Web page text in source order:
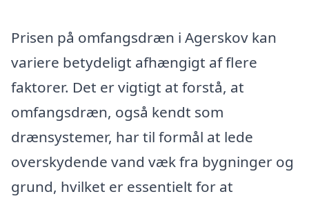
Prisen på omfangsdræn i Agerskov kan
variere betydeligt afhængigt af flere
faktorer. Det er vigtigt at forstå, at
omfangsdræn, også kendt som
drænsystemer, har til formål at lede
overskydende vand væk fra bygninger og
grund, hvilket er essentielt for at